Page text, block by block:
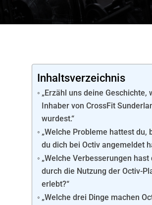
Inhaltsverzeichnis
„Erzähl uns deine Geschichte,
Inhaber von CrossFit
wurdest.“
„Welche Probleme hattest du,
du dich bei Octiv angemeldet
„Welche Verbesserungen hast
durch die Nutzung der Octiv-
erlebt?“
„Welche drei Dinge machen